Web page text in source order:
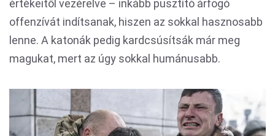
értékeitől vezérelve – inkább pusztító árfogó
offenzívát indítsanak, hiszen az sokkal hasznosabb
lenne. A katonák pedig kardcsúsítsák már meg
magukat, mert az úgy sokkal humánusabb.